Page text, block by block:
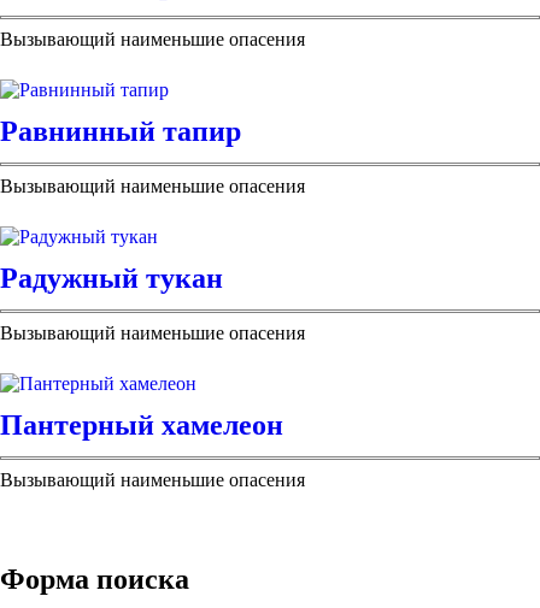
Вызывающий наименьшие опасения
Равнинный тапир
Вызывающий наименьшие опасения
Радужный тукан
Вызывающий наименьшие опасения
Пантерный хамелеон
Вызывающий наименьшие опасения
Форма поиска